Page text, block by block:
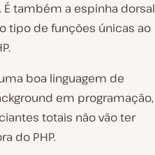
também a espinha dorsal
tipo de funções únicas ao
boa linguagem de
em programação,
totais não vão ter
do PHP.